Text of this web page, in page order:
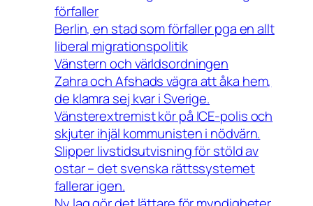
förfaller
Berlin, en stad som förfaller pga en allt
liberal migrationspolitik
Vänstern och världsordningen
Zahra och Afshads vägra att åka hem,
de klamra sej kvar i Sverige.
Vänsterextremist kör på ICE-polis och
skjuter ihjäl kommunisten i nödvärn.
Slipper livstidsutvisning för stöld av
ostar – det svenska rättssystemet
fallerar igen.